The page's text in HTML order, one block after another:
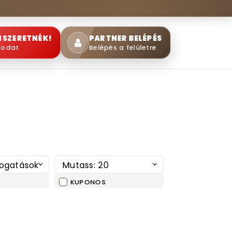
PARTNER BELÉPÉS
Belépés a felületre
Mutass: 20
KUPONOS